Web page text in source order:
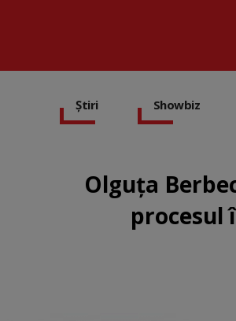
Știri Showbiz
Olguța
procesul